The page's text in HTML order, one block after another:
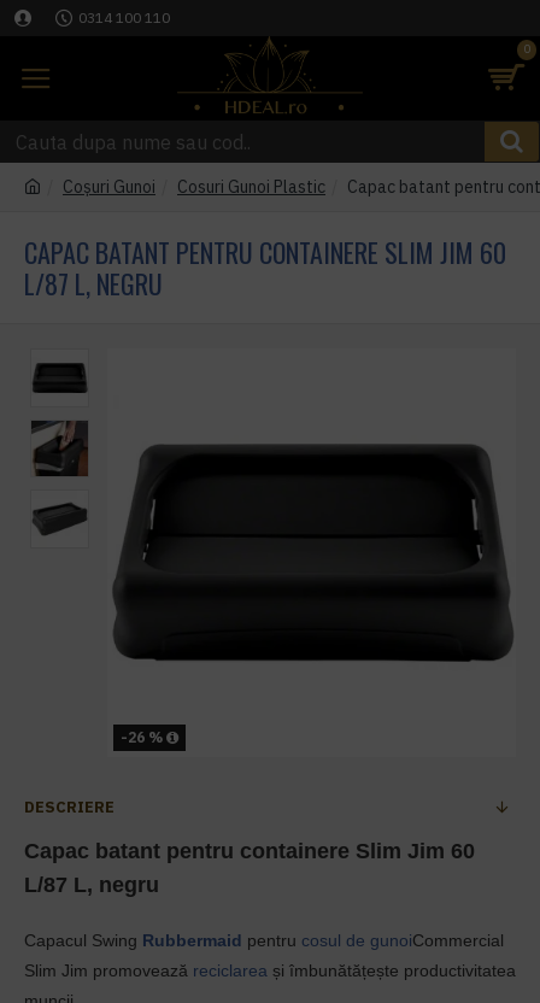
0314 100 110
0
Coşuri Gunoi Cosuri Gunoi Plastic Capac batant pentru
CAPAC BATANT PENTRU CONTAINERE SLIM JIM 60
L/87 L, NEGRU
-26 %
DESCRIERE
Capac batant pentru containere Slim Jim 60
L/87 L, negru
Capacul Swing Rubbermaid pentru cosul de gunoiCommercial
Slim Jim promovează reciclarea și îmbunătățește productivitatea